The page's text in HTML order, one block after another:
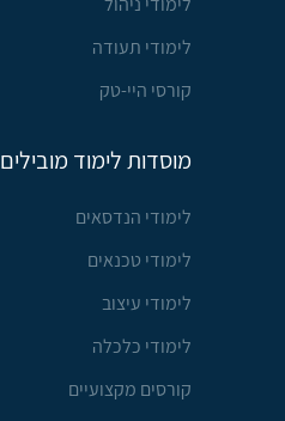
לימודי תעודה
קורסי היי-טק
מוסדות לימוד מובילים
לימודי הנדסאים
לימודי טכנאים
לימודי עיצוב
לימודי כלכלה
קורסים מקצועיים